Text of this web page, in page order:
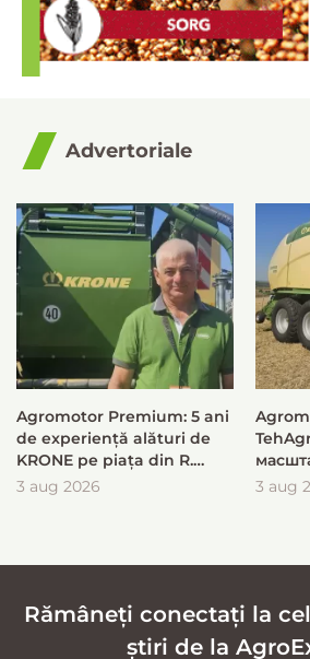
Advertoriale
Agromotor Premium: 5 ani
de experiență alături de
KRONE pe piața din R.
Moldova
3 aug 2026 3 aug
Rămâneți conectați la
știri de la